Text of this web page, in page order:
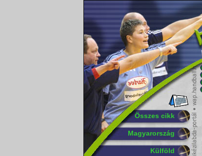
Összes cikk
Magyarország
Külföld